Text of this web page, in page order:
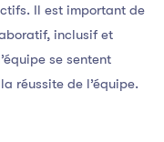
Il est important de
inclusif et
se sentent
réussite de l’équipe.